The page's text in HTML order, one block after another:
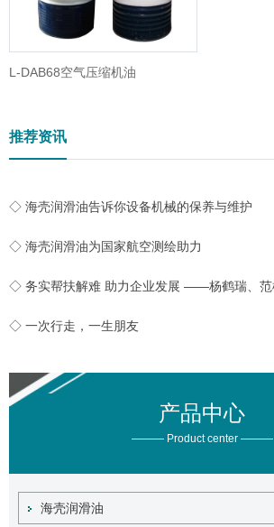
产品中心
——— Product center ———
海壳润滑油
L-DAB68空气压缩机油
推荐资讯
◇ 海壳润滑油告诉你设备机械的保养与维护
◇ 海壳润滑油为国家航空测绘助力
◇ 一次行走，一生朋友